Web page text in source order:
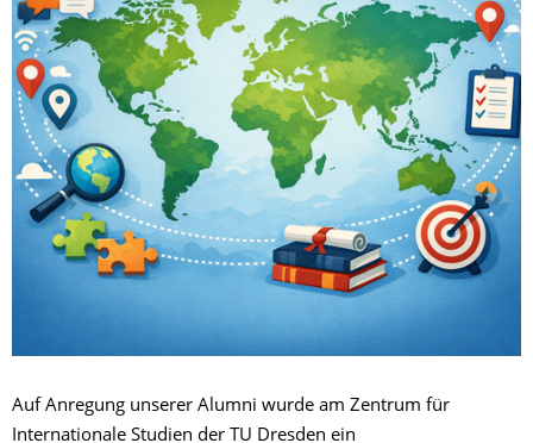
Auf Anregung unserer Alumni wurde am Zentrum für
Internationale Studien der TU Dresden ein